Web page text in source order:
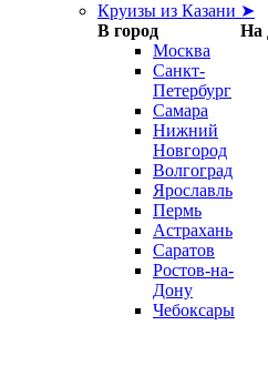
Круизы из Казани ➤
В город
На
Москва
Санкт-
Петербург
Самара
Нижний
Новгород
Волгоград
Ярославль
Пермь
Астрахань
Саратов
Ростов-на-
Дону
Чебоксары